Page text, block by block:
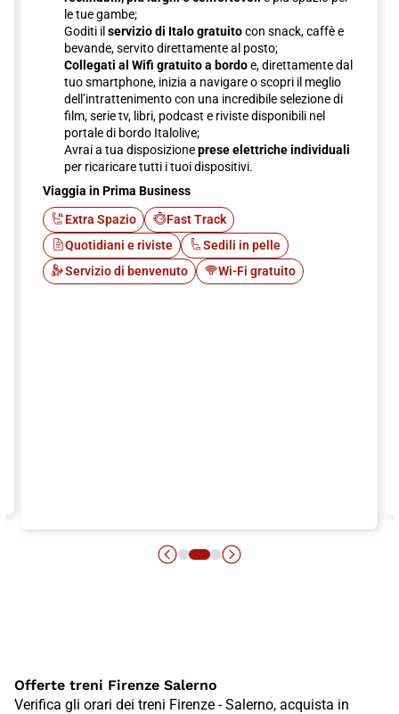
le tue gambe;
Goditi il servizio di Italo gratuitocon snack, caffè e
bevande, servito direttamente al posto;
Collegati al Wifi gratuito a bordoe, direttamente dal
tuo smartphone, inizia a navigare o scopri il meglio
dell’intrattenimento con una incredibile selezione di
film, serie tv, libri, podcast e riviste disponibili nel
portale di bordo Italolive;
Avrai a tua disposizioneprese elettriche individuali
per ricaricare tutti i tuoi dispositivi.
Viaggia in Prima Business
Extra Spazio
Fast Track
Quotidiani e riviste
Sedili in pelle
Servizio di benvenuto
Wi-Fi gratuito
Offerte treni Firenze Salerno
Verifica gli orari dei treni Firenze - Salerno, acquista in